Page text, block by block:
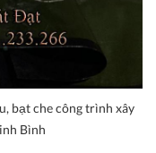
bạt che công trình xây
Bình